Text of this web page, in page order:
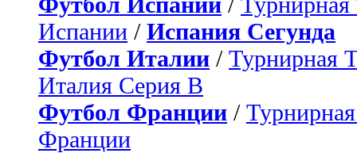
Испании / Испания Сегунда
Футбол Италии / Турнирная
Италия Серия B
Футбол Франции /
Франции